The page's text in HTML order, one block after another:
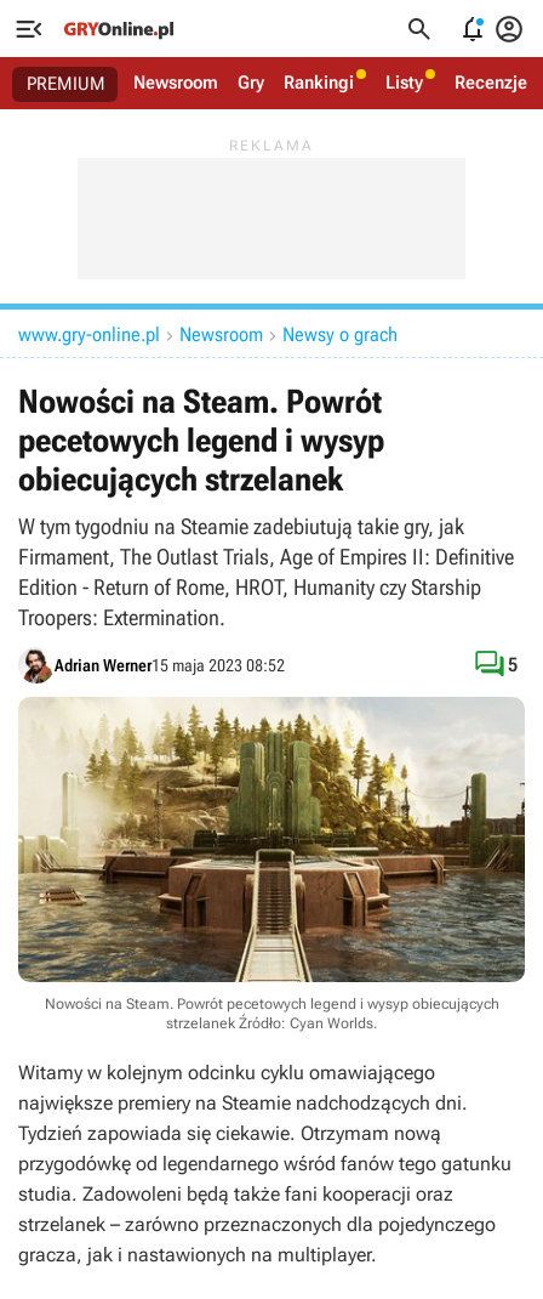
   
PREMIUM Newsroom Gry Rankingi Listy Recenzje
www.gry-online.pl  Newsroom  Newsy o grach
Nowości na Steam. Powrót
pecetowych legend i wysyp
obiecujących strzelanek
W tym tygodniu na Steamie zadebiutują takie gry, jak
Firmament, The Outlast Trials, Age of Empires II: Definitive
Edition - Return of Rome, HROT, Humanity czy Starship
Troopers: Extermination.
Adrian Werner15 maja 2023 08:52 5
Nowości na Steam. Powrót pecetowych legend i wysyp obiecujących
strzelanek Źródło: Cyan Worlds.
Witamy w kolejnym odcinku cyklu omawiającego
największe premiery na Steamie nadchodzących dni.
Tydzień zapowiada się ciekawie. Otrzymam nową
przygodówkę od legendarnego wśród fanów tego gatunku
studia. Zadowoleni będą także fani kooperacji oraz
strzelanek – zarówno przeznaczonych dla pojedynczego
gracza, jak i nastawionych na multiplayer.